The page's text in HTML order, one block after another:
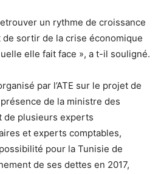
un rythme de croissance
sortir de la crise économique
elle fait face », a t-il souligné.
par l’ATE sur le projet de
de la ministre des
de plusieurs experts
et experts comptables,
pour la Tunisie de
de ses dettes en 2017,